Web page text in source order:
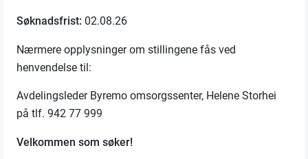
Søknadsfrist: 02.08.26
Nærmere opplysninger om stillingene fås ved
henvendelse til:
Avdelingsleder Byremo omsorgssenter, Helene Storhei
på tlf. 942 77 999
Velkommen som søker!